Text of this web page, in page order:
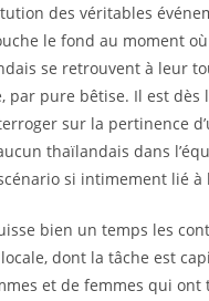
des véritables
le fond au moment
se retrouvent à leur
par pure bêtise. Il est dès
sur la pertinence
thaïlandais dans
si intimement lié
bien un temps les
dont la tâche est
et de femmes qui ont